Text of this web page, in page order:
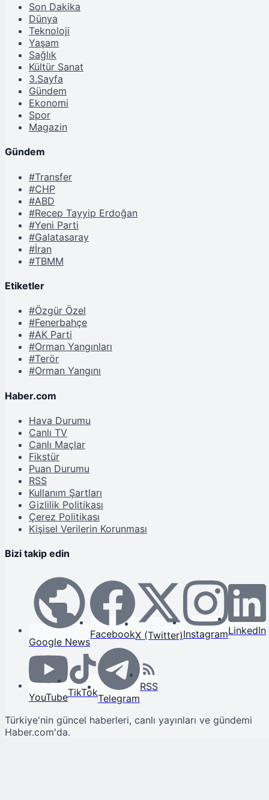
Son Dakika
Dünya
Teknoloji
Yaşam
Sağlık
Kültür Sanat
3.Sayfa
Gündem
Ekonomi
Spor
Magazin
Gündem
#Transfer
#CHP
#ABD
#Recep Tayyip Erdoğan
#Yeni Parti
#Galatasaray
#İran
#TBMM
Etiketler
#Özgür Özel
#Fenerbahçe
#AK Parti
#Orman Yangınları
#Terör
#Orman Yangını
Haber.com
Hava Durumu
Canlı TV
Canlı Maçlar
Fikstür
Puan Durumu
RSS
Kullanım Şartları
Gizlilik Politikası
Çerez Politikası
Kişisel Verilerin Korunması
Bizi takip edin
Google News
FacebookX (Twitter)InstagramLinkedIn
YouTubeTikTokTelegram
RSS
Türkiye'nin güncel haberleri, canlı yayınları ve gündemi
Haber.com'da.